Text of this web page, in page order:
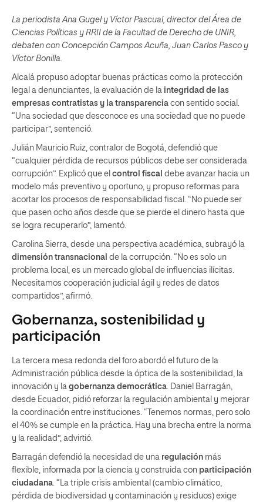
La periodista Ana Gugel y Víctor Pascual, director del Área de
Ciencias Políticas y RRII de la Facultad de Derecho de UNIR,
debaten con Concepción Campos Acuña, Juan Carlos Pasco y
Víctor Bonilla.
Alcalá propuso adoptar buenas prácticas como la protección
legal a denunciantes, la evaluación de la integridad de las
empresas contratistas y la transparencia con sentido social.
“Una sociedad que desconoce es una sociedad que no puede
participar”, sentenció.
Julián Mauricio Ruiz, contralor de Bogotá, defendió que
“cualquier pérdida de recursos públicos debe ser considerada
corrupción”. Explicó que el control fiscal debe avanzar hacia un
modelo más preventivo y oportuno, y propuso reformas para
acortar los procesos de responsabilidad fiscal. “No puede ser
que pasen ocho años desde que se pierde el dinero hasta que
se logra recuperarlo”, lamentó.
Carolina Sierra, desde una perspectiva académica, subrayó la
dimensión transnacional de la corrupción. “No es solo un
problema local, es un mercado global de influencias ilícitas.
Necesitamos cooperación judicial ágil y redes de datos
compartidos”, afirmó.
Gobernanza, sostenibilidad y
participación
La tercera mesa redonda del foro abordó el futuro de la
Administración pública desde la óptica de la sostenibilidad, la
innovación y la gobernanza democrática. Daniel Barragán,
desde Ecuador, pidió reforzar la regulación ambiental y mejorar
la coordinación entre instituciones. “Tenemos normas, pero solo
el 40% se cumple en la práctica. Hay una brecha entre la norma
y la realidad”, advirtió.
Barragán defendió la necesidad de una regulación más
flexible, informada por la ciencia y construida con participación
ciudadana. “La triple crisis ambiental (cambio climático,
pérdida de biodiversidad y contaminación y residuos) exige